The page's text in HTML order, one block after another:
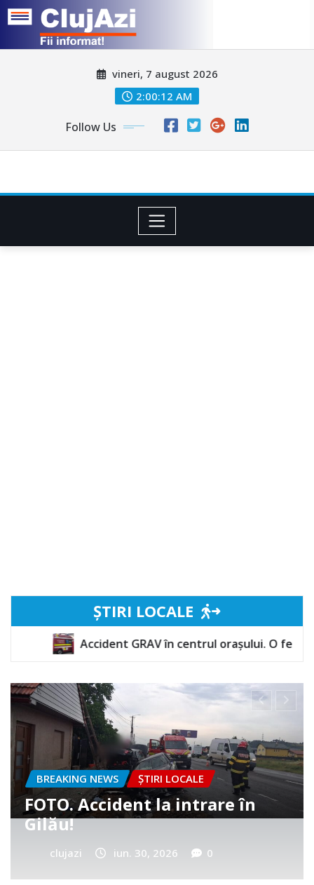
vineri, 7 august 2026
2:00:14 AM
Follow Us
ȘTIRI LOCALE
în centrul orașului. O femeie a rămas încarcerată
BREAKING NEWS ȘTIRI LOCALE
Cum a murit băiețelul din
Vultureni? Era cu tatăl în
cimitir
clujazi iun. 25, 2026 0